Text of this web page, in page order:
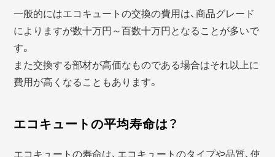
一般的にはエコキュートの交換の費用は、商品グレード
によりますが数十万円～百数十万円となることが多いで
す。
また交換する部材が高価なものである場合はそれ以上に
費用が高くなることもあります。
エコキュートの平均寿命は？
エコキュートの寿命は、エコキュートのタイプや品質、使